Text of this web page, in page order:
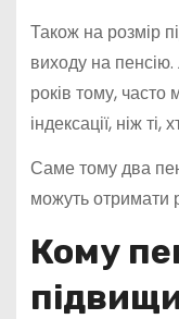
Також на розмір
виходу на
років тому,
індексації, ніж
Саме тому два
можуть отримати
Кому